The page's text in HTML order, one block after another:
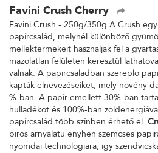
Favini Crush Cherry
Favini Crush - 250g/350g A Crush
papírcsalád, melynél különböző
melléktermékeit használják fel a
mázolatlan felületen keresztül
válnak. A papírcsaládban szereplő
kapták elnevezéseiket, mely növény
%-ban. A papír emellett 30%-ban
hulladékot és 100%-ban
papírcsalád több színben érhető el.
piros árnyalatú enyhén szemcsés
nyomdai technológiára, így